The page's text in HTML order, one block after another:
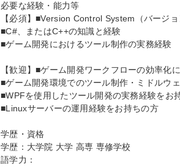
必要な経験・能力等
【必須】■Version Control System（バージ
■C#、またはC++の知識と経験
■ゲーム開発におけるツール制作の実務経験
【歓迎】■ゲーム開発ワークフローの効率化
■ゲーム開発環境でのツール制作・ミドルウ
■WPFを使用したツール開発の実務経験をお
■Linuxサーバーの運用経験をお持ちの方
学歴・資格
学歴：大学院 大学 高専 専修学校
語学力：